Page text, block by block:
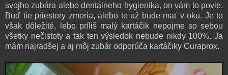
svojho zubára alebo dentálneho hygienika, on vám to povie.
Buď tie priestory zmeria, alebo to už bude mať v oku. Je to
však dôležité, lebo príliš malý kartáčik nepojme so sebou
všetky nečistoty a tak ten výsledok nebude nikdy 100%. Ja
mám najradšej a aj môj zubár odporúča kartáčiky Curaprox.